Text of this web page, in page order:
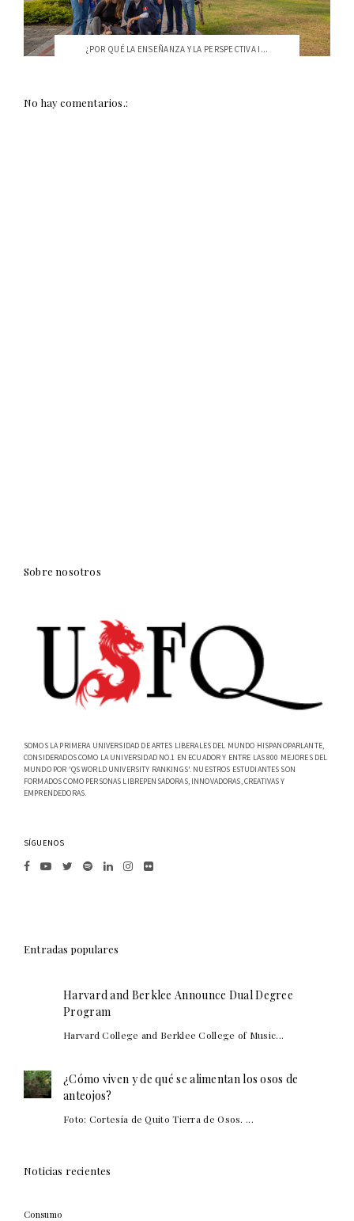
¿POR QUÉ LA ENSEÑANZA Y LA PERSPECTIVA I...
No hay comentarios.:
Sobre nosotros
SOMOS LA PRIMERA UNIVERSIDAD DE ARTES LIBERALES DEL MUNDO HISPANOPARLANTE,
CONSIDERADOS COMO LA UNIVERSIDAD NO.1 EN ECUADOR Y ENTRE LAS 800 MEJORES DEL
MUNDO POR 'QS WORLD UNIVERSITY RANKINGS'. NUESTROS ESTUDIANTES SON
FORMADOS COMO PERSONAS LIBREPENSADORAS, INNOVADORAS, CREATIVAS Y
EMPRENDEDORAS.
SÍGUENOS
Entradas populares
Harvard and Berklee Announce Dual Degree
Program
Harvard College and Berklee College of Music...
¿Cómo viven y de qué se alimentan los osos de
anteojos?
Foto: Cortesía de Quito Tierra de Osos. ...
Noticias recientes
Consumo